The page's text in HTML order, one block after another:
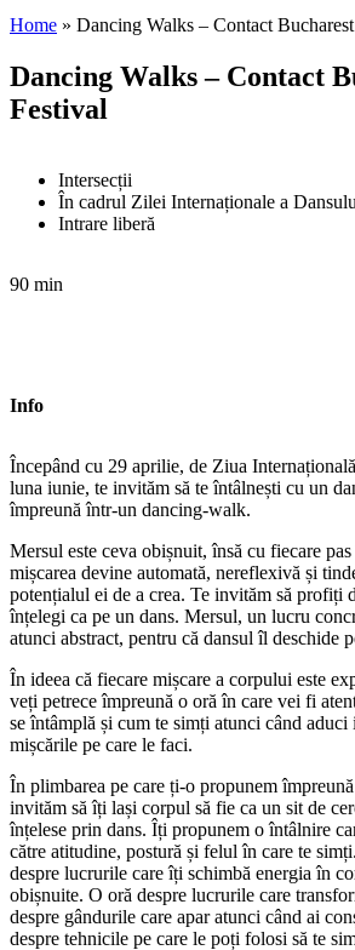
Home » Dancing Walks – Contact
Dancing Walks – Contact
Festival
Intersecții
În cadrul Zilei Internaționale a
Intrare liberă
90 min
Info
Începând cu 29 aprilie, de Ziua
luna iunie, te invităm să te întâlnești cu un
împreună într-un dancing-walk.
Mersul este ceva obișnuit, însă cu fiecare
mișcarea devine automată, nereflexivă și
potențialul ei de a crea. Te invităm să profiți
înțelegi ca pe un dans. Mersul, un lucru
atunci abstract, pentru că dansul îl deschide
În ideea că fiecare mișcare a corpului este
veți petrece împreună o oră în care vei fi
se întâmplă și cum te simți atunci când
mișcările pe care le faci.
În plimbarea pe care ți-o propunem
invităm să îți lași corpul să fie ca un sit de
înțelese prin dans. Îți propunem o întâlnire
către atitudine, postură și felul în care te
despre lucrurile care îți schimbă energia în
obișnuite. O oră despre lucrurile care
despre gândurile care apar atunci când ai
despre tehnicile pe care le poți folosi să te